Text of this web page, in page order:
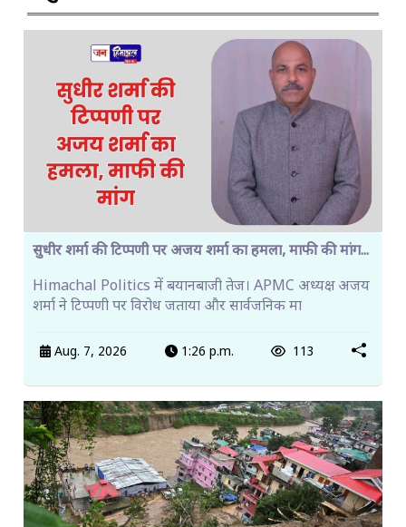
सुधीर शर्मा की टिप्पणी पर अजय शर्मा का हमला, माफी की मांग...
Himachal Politics में बयानबाजी तेज। APMC अध्यक्ष अजय
शर्मा ने टिप्पणी पर विरोध जताया और सार्वजनिक मा
Aug. 7, 2026 1:26 p.m. 113